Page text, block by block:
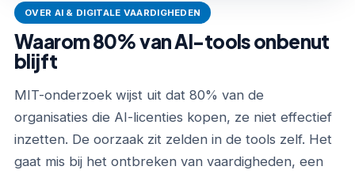
OVER AI & DIGITALE VAARDIGHEDEN
Waarom 80% van AI-tools onbenut
blijft
MIT-onderzoek wijst uit dat 80% van de
organisaties die AI-licenties kopen, ze niet effectief
inzetten. De oorzaak zit zelden in de tools zelf. Het
gaat mis bij het ontbreken van vaardigheden, een